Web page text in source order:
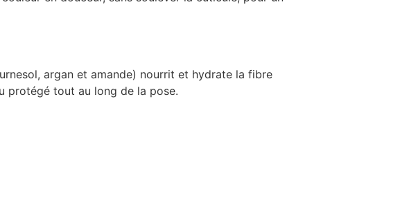
argan et amande) nourrit et hydrate la fibre
protégé tout au long de la pose.